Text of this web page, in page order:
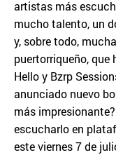
artistas más
mucho talento, un
y, sobre todo,
puertorriqueño, que
Hello y Bzrp
anunciado nuevo
más
escucharlo en
este viernes 7 de